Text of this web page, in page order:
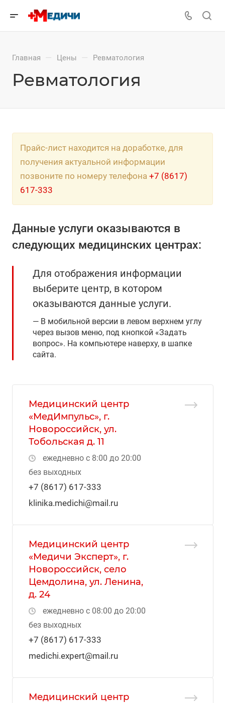
Главная — Цены — Ревматология
Ревматология
Прайс-лист находится на доработке, для
получения актуальной информации
позвоните по номеру телефона +7 (8617)
617-333
Данные услуги оказываются в
следующих медицинских центрах:
Для отображения информации
выберите центр, в котором
оказываются данные услуги.
В мобильной версии в левом верхнем углу
через вызов меню, под кнопкой «Задать
вопрос». На компьютере наверху, в шапке
сайта.
Медицинский центр
«МедИмпульс», г.
Новороссийск, ул.
Тобольская д. 11
ежедневно с 8:00 до 20:00
без выходных
+7 (8617) 617-333
klinika.medichi@mail.ru
Медицинский центр
«Медичи Эксперт», г.
Новороссийск, село
Цемдолина, ул. Ленина,
д. 24
ежедневно с 08:00 до 20:00
без выходных
+7 (8617) 617-333
medichi.expert@mail.ru
Медицинский центр